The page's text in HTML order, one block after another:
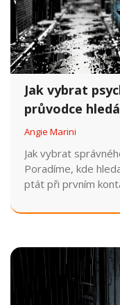
Jak vybrat
průvodce
rozhovorem
Angie Marini
Jak vybrat
Poradíme, kde
ptát při prvním